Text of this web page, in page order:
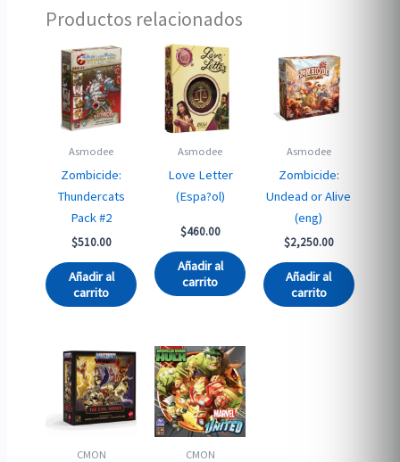
Productos relacionados
Asmodee
Zombicide:
Thundercats
Pack #2
$510.00
Añadir al
carrito
Asmodee
Love Letter
(Espa?ol)
$460.00
Añadir al
carrito
Asmodee
Zombicide:
Undead or Alive
(eng)
$2,250.00
Añadir al
carrito
CMON CMON